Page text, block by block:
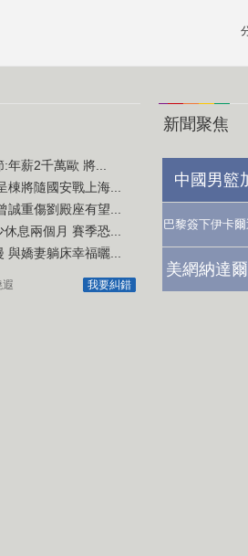
薪2千萬歐 將...
棟將隨國安戰上海...
重傷劉殿座有望...
息兩個月 賽季恐...
嬌妻躺床幸福曬...
我要糾錯
遐
新聞聚焦
中國男籃
巴黎簽下伊卡
美網納達